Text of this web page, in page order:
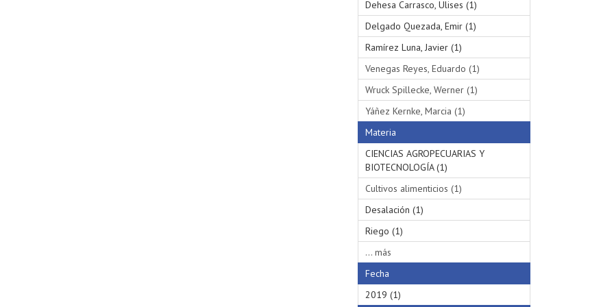
Dehesa Carrasco, Ulises (1)
Delgado Quezada, Emir (1)
Ramírez Luna, Javier (1)
Venegas Reyes, Eduardo (1)
Wruck Spillecke, Werner (1)
Yáñez Kernke, Marcia (1)
Materia
CIENCIAS AGROPECUARIAS Y
BIOTECNOLOGÍA (1)
Cultivos alimenticios (1)
Desalación (1)
Riego (1)
... más
Fecha
2019 (1)